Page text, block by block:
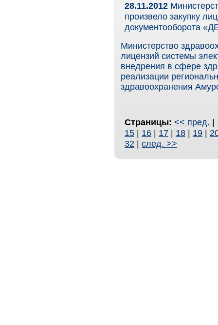
28.11.2012
произвело закупку
документооборота
Министерство
лицензий системы
внедрения в сфере
реализации
здравоохранения
Страницы: << пред. |
15 | 16 | 17 | 18 | 19 |
32 | след. >>